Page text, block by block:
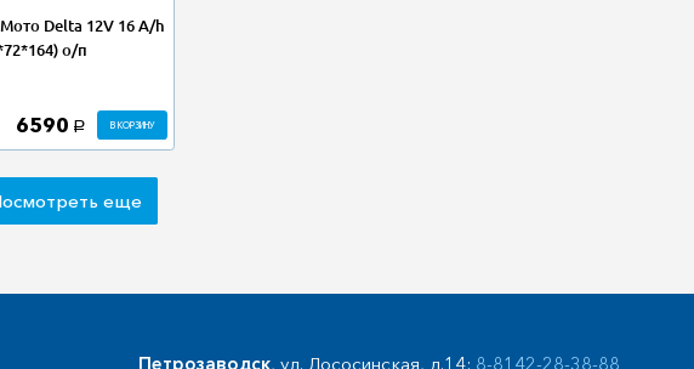
Delta 12V 16 A/h
о/п
6590 a В КОРЗИНУ
еще
Петрозаводск, ул. Лососинская, д.14: 8-8142-28-38-88